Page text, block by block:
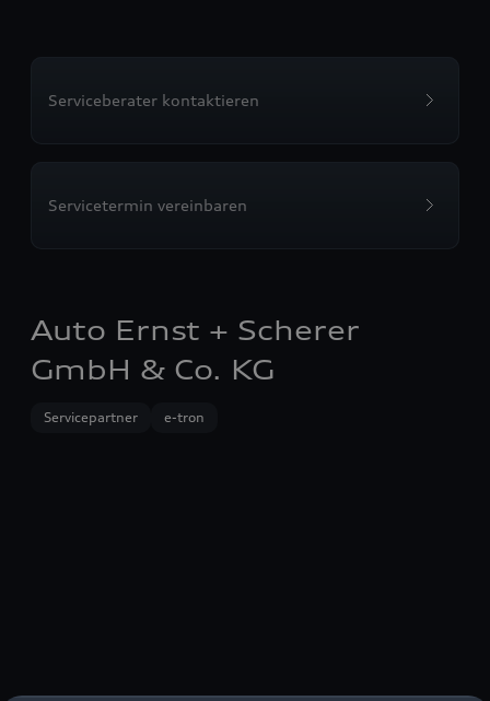
Serviceberater kontaktieren
Servicetermin vereinbaren
Auto Ernst + Scherer
GmbH & Co. KG
Servicepartner e-tron